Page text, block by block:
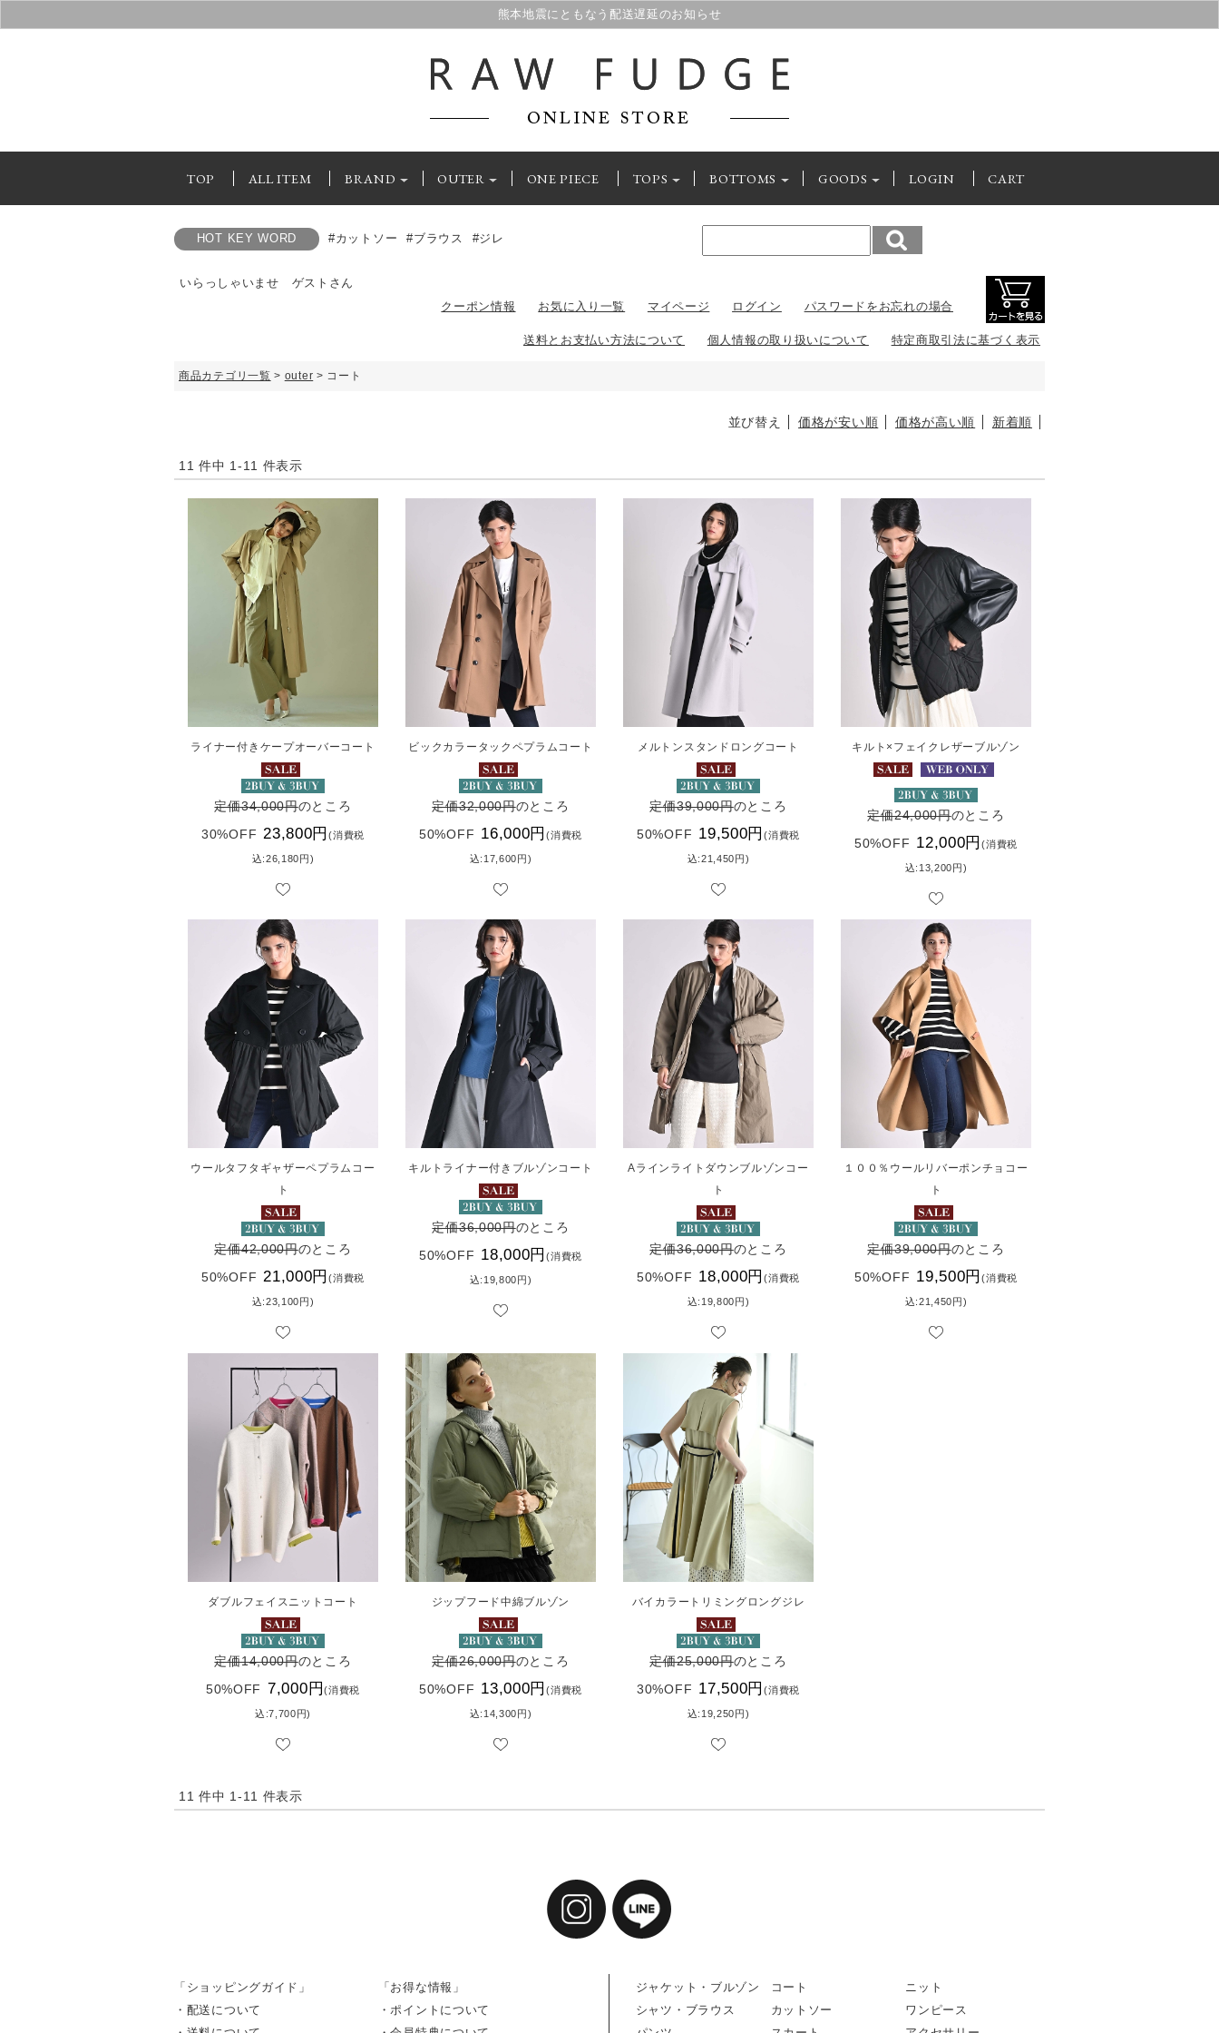
熊本地震にともなう配送遅延のお知らせ
TOP ALL ITEM BRAND OUTER ONE PIECE TOPS BOTTOMS GOODS LOGIN CART
HOT KEY WORD #カットソー #ブラウス #ジレ
いらっしゃいませ ゲストさん
クーポン情報
お気に入り一覧 マイページ ログイン パスワードをお忘れの場合
送料とお支払い方法について 個人情報の取り扱いについて 特定商取引法に基づく表示
商品カテゴリ一覧 > outer > コート
並び替え 価格が安い順 価格が高い順 新着順
11 件中 1-11 件表示
ライナー付きケープオーバーコート
定価34,000円のところ
30%OFF 23,800円(消費税
込:26,180円)
ビックカラータックペプラムコート
定価32,000円のところ
50%OFF 16,000円(消費税
込:17,600円)
メルトンスタンドロングコート
定価39,000円のところ
50%OFF 19,500円(消費税
込:21,450円)
キルト×フェイクレザーブルゾン
定価24,000円のところ
50%OFF 12,000円(消費税
込:13,200円)
ウールタフタギャザーペプラムコー
ト
定価42,000円のところ
50%OFF 21,000円(消費税
込:23,100円)
キルトライナー付きブルゾンコート
定価36,000円のところ
50%OFF 18,000円(消費税
込:19,800円)
Aラインライトダウンブルゾンコー
ト
定価36,000円のところ
50%OFF 18,000円(消費税
込:19,800円)
１００％ウールリバーポンチョコー
ト
定価39,000円のところ
50%OFF 19,500円(消費税
込:21,450円)
ダブルフェイスニットコート
定価14,000円のところ
50%OFF 7,000円(消費税
込:7,700円)
ジップフード中綿ブルゾン
定価26,000円のところ
50%OFF 13,000円(消費税
込:14,300円)
バイカラートリミングロングジレ
定価25,000円のところ
30%OFF 17,500円(消費税
込:19,250円)
11 件中 1-11 件表示
「ショッピングガイド」
・配送について
「お得な情報」
・ポイントについて
ジャケット・ブルゾン
シャツ・ブラウス
コート
カットソー
ニット
ワンピース